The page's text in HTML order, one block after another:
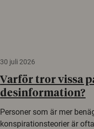
30 juli 2026
Varför tror vissa
desinformation?
Personer som är mer
konspirationsteorier är